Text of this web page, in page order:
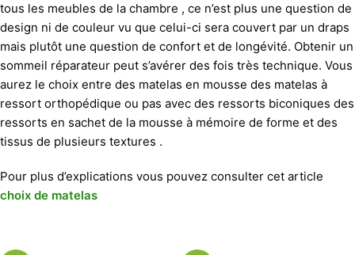
tous les meubles de la chambre , ce n’est plus une question de
design ni de couleur vu que celui-ci sera couvert par un draps
mais plutôt une question de confort et de longévité. Obtenir un
sommeil réparateur peut s’avérer des fois très technique. Vous
aurez le choix entre des matelas en mousse des matelas à
ressort orthopédique ou pas avec des ressorts biconiques des
ressorts en sachet de la mousse à mémoire de forme et des
tissus de plusieurs textures .
Pour plus d’explications vous pouvez consulter cet article
choix de matelas